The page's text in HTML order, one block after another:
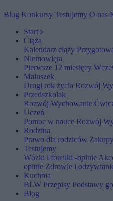
Blog Konkursy Testujemy O nas
Start
Ciąża
Kalendarz ciąży
Niemowlęta
Pierwsze 12 miesięcy
Maluszek
Drugi rok życia Rozwój
Przedszkolak
Rozwój Wychowanie
Uczeń
Pomoc w nauce Rozwój
Rodzina
Prawo dla rodziców
Testujemy
Wózki i foteliki -opinie
opinie Zdrowie i
Kuchnia
BLW Przepisy Podstawy
Blog